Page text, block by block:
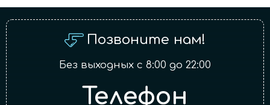
Позвоните нам!
Без выходных с 8:00 до 22:00
Телефон